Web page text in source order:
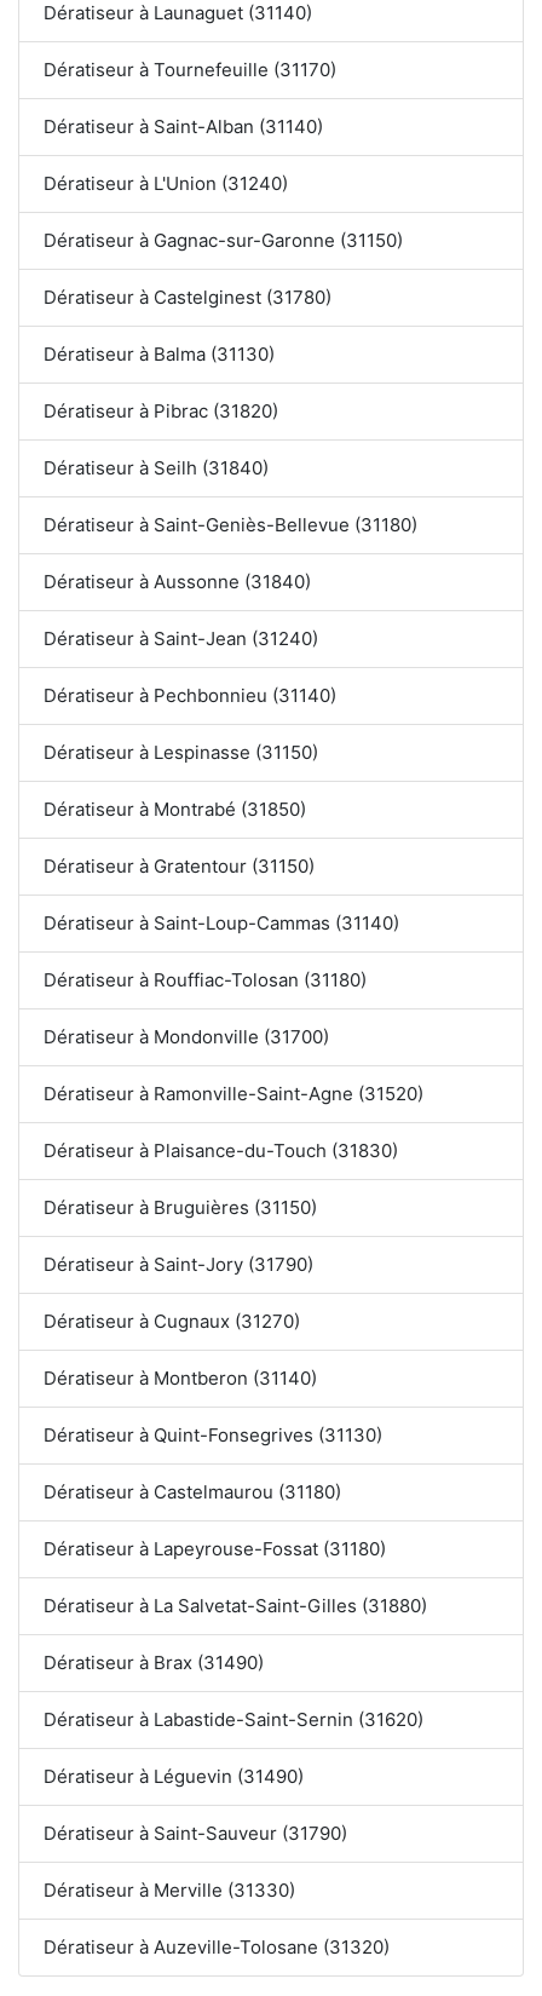
Dératiseur à Launaguet (31140)
Dératiseur à Tournefeuille (31170)
Dératiseur à Saint-Alban (31140)
Dératiseur à L'Union (31240)
Dératiseur à Gagnac-sur-Garonne (31150)
Dératiseur à Castelginest (31780)
Dératiseur à Balma (31130)
Dératiseur à Pibrac (31820)
Dératiseur à Seilh (31840)
Dératiseur à Saint-Geniès-Bellevue (31180)
Dératiseur à Aussonne (31840)
Dératiseur à Saint-Jean (31240)
Dératiseur à Pechbonnieu (31140)
Dératiseur à Lespinasse (31150)
Dératiseur à Montrabé (31850)
Dératiseur à Gratentour (31150)
Dératiseur à Saint-Loup-Cammas (31140)
Dératiseur à Rouffiac-Tolosan (31180)
Dératiseur à Mondonville (31700)
Dératiseur à Ramonville-Saint-Agne (31520)
Dératiseur à Plaisance-du-Touch (31830)
Dératiseur à Bruguières (31150)
Dératiseur à Saint-Jory (31790)
Dératiseur à Cugnaux (31270)
Dératiseur à Montberon (31140)
Dératiseur à Quint-Fonsegrives (31130)
Dératiseur à Castelmaurou (31180)
Dératiseur à Lapeyrouse-Fossat (31180)
Dératiseur à La Salvetat-Saint-Gilles (31880)
Dératiseur à Brax (31490)
Dératiseur à Labastide-Saint-Sernin (31620)
Dératiseur à Léguevin (31490)
Dératiseur à Saint-Sauveur (31790)
Dératiseur à Merville (31330)
Dératiseur à Auzeville-Tolosane (31320)